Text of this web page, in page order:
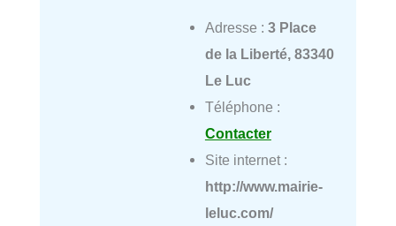
Adresse : 3 Place
de la Liberté, 83340
Le Luc
Téléphone :
Contacter
Site internet :
http://www.mairie-
leluc.com/